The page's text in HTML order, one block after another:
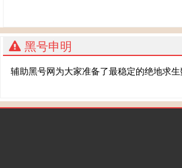
黑号申明
辅助黑号网为大家准备了最稳定的绝地求